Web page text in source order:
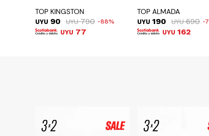
TOP KINGSTON
UYU 90 UYU 790 88
UYU 77
TOP ALMADA
UYU 190 UYU 690
UYU 162